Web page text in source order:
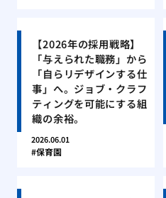
【2026年の採用戦略】
「与えられた職務」から
「自らリデザインする仕
事」へ。ジョブ・クラフ
ティングを可能にする組
織の余裕。
2026.06.01
保育園